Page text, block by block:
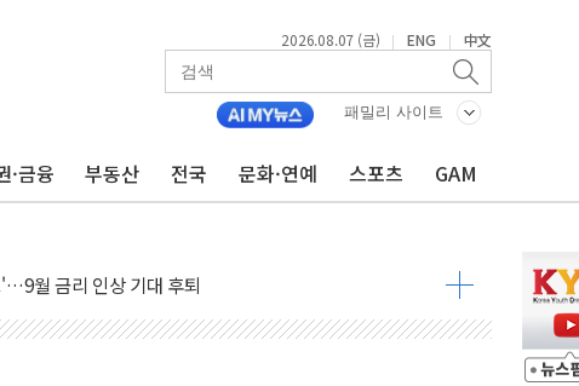
2026.08.07 (금) | ENG | 中文
패밀리 사이트
·금융 부동산 전국 문화·연예 스포츠 GAM
령…트럼프 제동
1주일 이상 '올스톱'… 美 해상봉쇄 영향
용 쇼크에 반도체주 '활짝'
우려 후퇴…나스닥 선물 1%대 상승
체결
라우드플레어·태양광주↑ VS 트레이드데스크·웬디스↓